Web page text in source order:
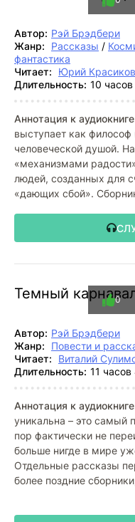
Автор: Рэй Брэдбери
Жанр:
Рассказы /
фантастика
Читает:
Юрий Красиков
Длительность: 10
Аннотация к
выступает как философ
человеческой душой.
«механизмами
людей, созданных для
«дающих сбой».
Темный 0
Автор: Рэй Брэдбери
Жанр:
Повести и
Читает:
Виталий
Длительность: 11
Аннотация к
уникальна – это самый
пор фактически не
больше нигде в мире
Отдельные рассказы
более поздние